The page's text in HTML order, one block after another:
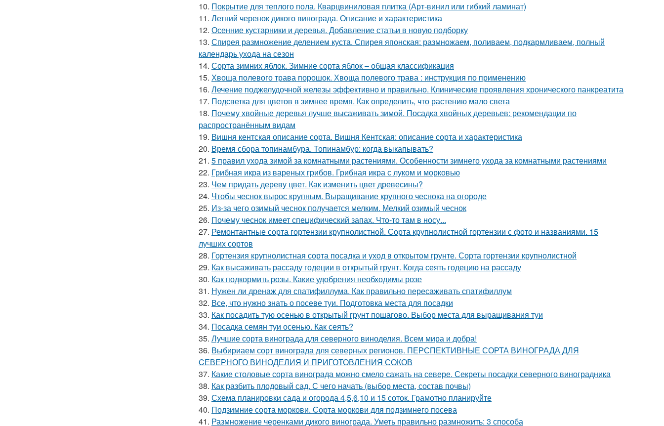
10. Покрытие для теплого пола. Кварцвиниловая плитка (Арт-винил или гибкий ламинат)
11. Летний черенок дикого винограда. Описание и характеристика
12. Осенние кустарники и деревья. Добавление статьи в новую подборку
13. Спирея размножение делением куста. Спирея японская: размножаем, поливаем, подкармливаем, полный
календарь ухода на сезон
14. Сорта зимних яблок. Зимние сорта яблок – общая классификация
15. Хвоща полевого трава порошок. Хвоща полевого трава : инструкция по применению
16. Лечение поджелудочной железы эффективно и правильно. Клинические проявления хронического панкреатита
17. Подсветка для цветов в зимнее время. Как определить, что растению мало света
18. Почему хвойные деревья лучше высаживать зимой. Посадка хвойных деревьев: рекомендации по
распространённым видам
19. Вишня кентская описание сорта. Вишня Кентская: описание сорта и характеристика
20. Время сбора топинамбура. Топинамбур: когда выкапывать?
21. 5 правил ухода зимой за комнатными растениями. Особенности зимнего ухода за комнатными растениями
22. Грибная икра из вареных грибов. Грибная икра с луком и морковью
23. Чем придать дереву цвет. Как изменить цвет древесины?
24. Чтобы чеснок вырос крупным. Выращивание крупного чеснока на огороде
25. Из-за чего озимый чеснок получается мелким. Мелкий озимый чеснок
26. Почему чеснок имеет специфический запах. Что-то там в носу...
27. Ремонтантные сорта гортензии крупнолистной. Сорта крупнолистной гортензии с фото и названиями. 15
лучших сортов
28. Гортензия крупнолистная сорта посадка и уход в открытом грунте. Сорта гортензии крупнолистной
29. Как высаживать рассаду годеции в открытый грунт. Когда сеять годецию на рассаду
30. Как подкормить розы. Какие удобрения необходимы розе
31. Нужен ли дренаж для спатифиллума. Как правильно пересаживать спатифиллум
32. Все, что нужно знать о посеве туи. Подготовка места для посадки
33. Как посадить тую осенью в открытый грунт пошагово. Выбор места для выращивания туи
34. Посадка семян туи осенью. Как сеять?
35. Лучшие сорта винограда для северного виноделия. Всем мира и добра!
36. Выбириаем сорт винограда для северных регионов. ПЕРСПЕКТИВНЫЕ СОРТА ВИНОГРАДА ДЛЯ
CЕВЕРНОГО ВИНОДЕЛИЯ И ПРИГОТОВЛЕНИЯ СОКОВ
37. Какие столовые сорта винограда можно смело сажать на севере. Секреты посадки северного виноградника
38. Как разбить плодовый сад. С чего начать (выбор места, состав почвы)
39. Схема планировки сада и огорода 4,5,6,10 и 15 соток. Грамотно планируйте
40. Подзимние сорта моркови. Сорта моркови для подзимнего посева
41. Размножение черенками дикого винограда. Уметь правильно размножить: 3 способа